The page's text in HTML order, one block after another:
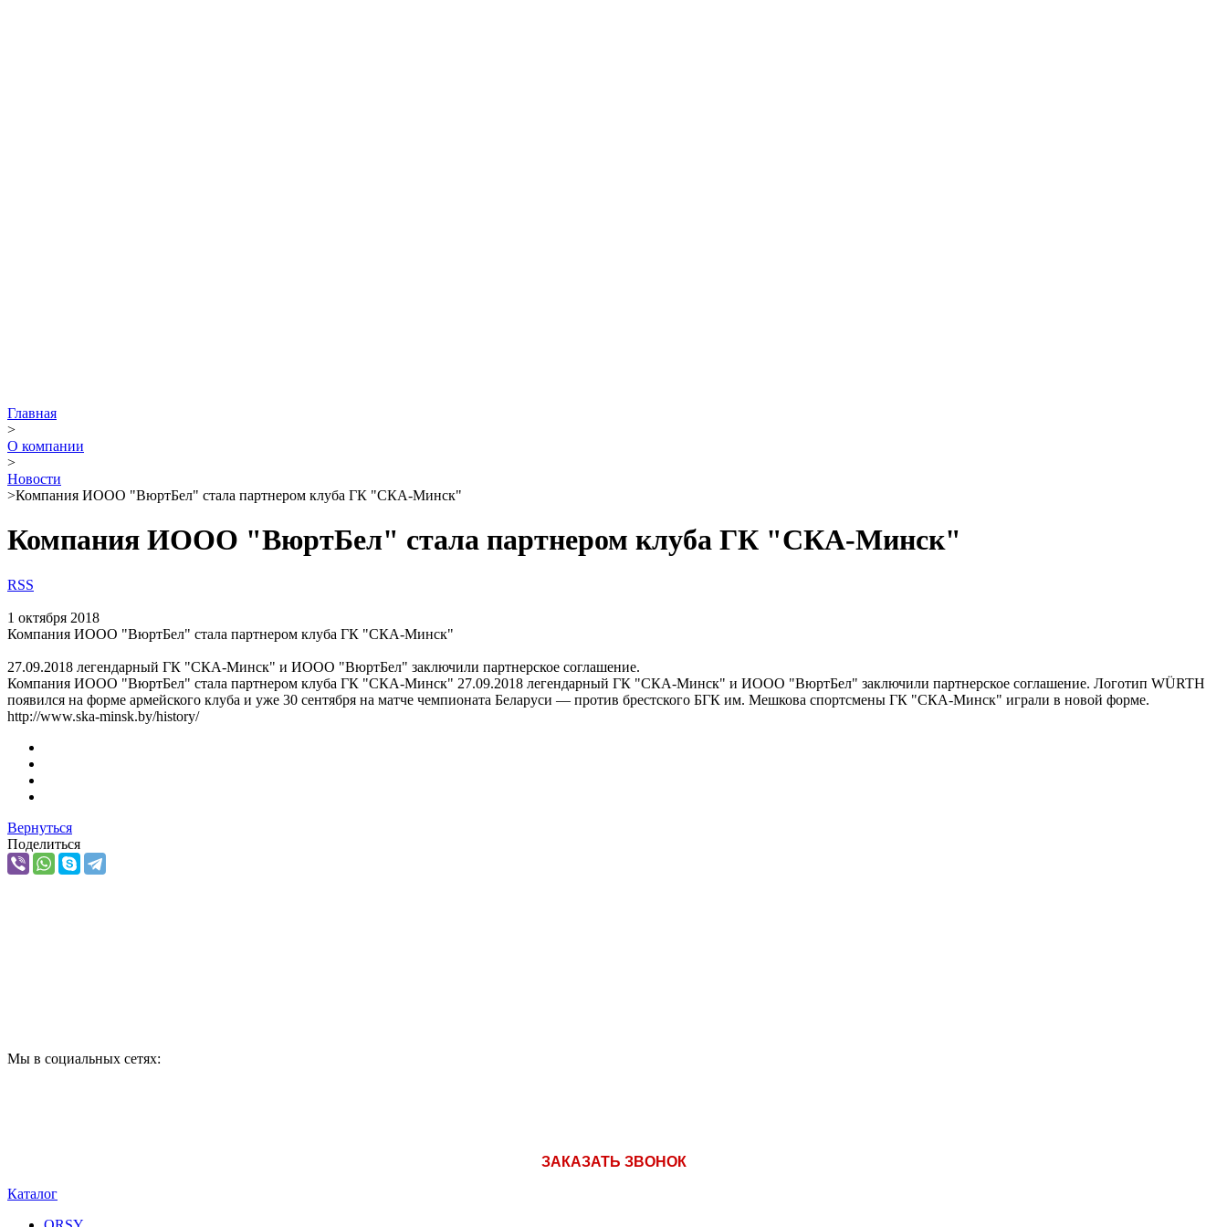
Главная
>
О компании
>
Новости
>Компания ИООО "ВюртБел" стала партнером клуба ГК "СКА-Минск"
Компания ИООО "ВюртБел" стала партнером клуба ГК "СКА-Минск"
RSS
1 октября 2018
Компания ИООО "ВюртБел" стала партнером клуба ГК "СКА-Минск"
27.09.2018 легендарный ГК "СКА-Минск" и ИООО "ВюртБел" заключили партнерское соглашение.
Компания ИООО "ВюртБел" стала партнером клуба ГК "СКА-Минск" 27.09.2018 легендарный ГК "СКА-Минск" и ИООО "ВюртБел" заключили партнерское соглашение. Логотип WÜRTH
появился на форме армейского клуба и уже 30 сентября на матче чемпионата Беларуси — против брестского БГК им. Мешкова спортсмены ГК "СКА-Минск" играли в новой форме.
http://www.ska-minsk.by/history/
Вернуться
Поделиться
Мы в социальных сетях:
ЗАКАЗАТЬ ЗВОНОК
Каталог